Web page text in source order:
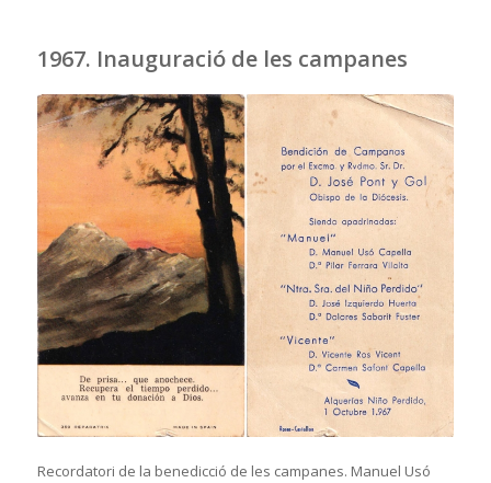
1967. Inauguració de les campanes
Recordatori de la benedicció de les campanes. Manuel Usó